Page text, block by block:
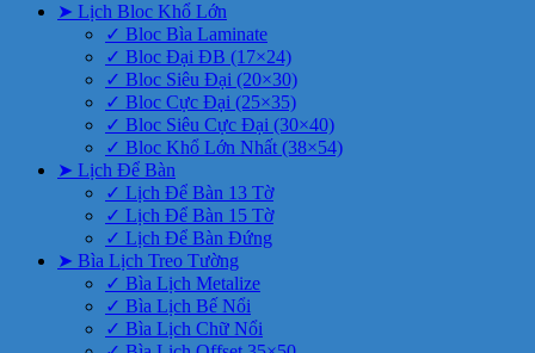
➤ Lịch Bloc Khổ Lớn
✓ Bloc Bìa Laminate
✓ Bloc Đại ĐB (17×24)
✓ Bloc Siêu Đại (20×30)
✓ Bloc Cực Đại (25×35)
✓ Bloc Siêu Cực Đại (30×40)
✓ Bloc Khổ Lớn Nhất (38×54)
➤ Lịch Để Bàn
✓ Lịch Để Bàn 13 Tờ
✓ Lịch Để Bàn 15 Tờ
✓ Lịch Để Bàn Đứng
➤ Bìa Lịch Treo Tường
✓ Bìa Lịch Metalize
✓ Bìa Lịch Bế Nổi
✓ Bìa Lịch Chữ Nổi